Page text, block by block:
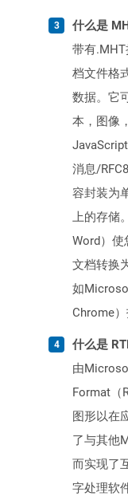
什么是
带有
档文件格
数据。它
本，图像
消息/
容封装为
上的存储
Word）使
文档转换
如
Chrome）
什么是
由
Format（
图形以在
了与其他
而实现了
字处理软